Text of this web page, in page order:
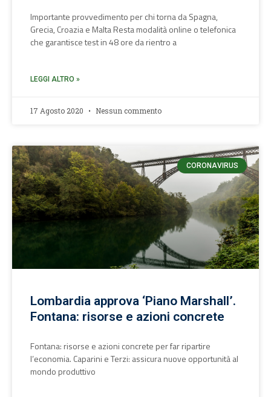
Importante provvedimento per chi torna da Spagna,
Grecia, Croazia e Malta Resta modalità online o telefonica
che garantisce test in 48 ore da rientro a
LEGGI ALTRO »
17 Agosto 2020 Nessun commento
CORONAVIRUS
Lombardia approva ‘Piano Marshall’.
Fontana: risorse e azioni concrete
Fontana: risorse e azioni concrete per far ripartire
l’economia. Caparini e Terzi: assicura nuove opportunità al
mondo produttivo